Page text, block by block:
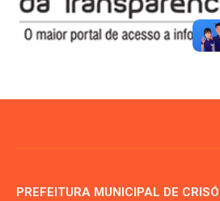
PREFEITURA MUNICIPAL DE